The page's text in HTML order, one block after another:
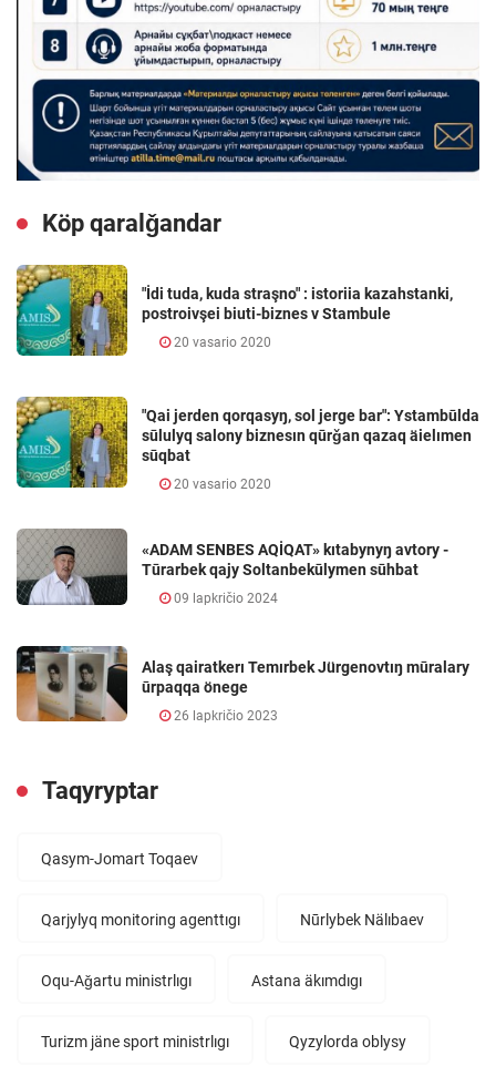
Köp qaralǧandar
"İdi tuda, kuda straşno" : istoriia kazahstanki,
postroivşei biuti-biznes v Stambule
20 vasario 2020
"Qai jerden qorqasyŋ, sol jerge bar": Ystambūlda
sūlulyq salony biznesın qūrǧan qazaq äielımen
sūqbat
20 vasario 2020
«ADAM SENBES AQİQAT» kıtabynyŋ avtory -
Tūrarbek qajy Soltanbekūlymen sūhbat
09 lapkričio 2024
Alaş qairatkerı Temırbek Jürgenovtıŋ mūralary
ūrpaqqa önege
26 lapkričio 2023
Taqyryptar
Qasym-Jomart Toqaev
Qarjylyq monitoring agenttıgı Nūrlybek Nälıbaev
Oqu-Aǧartu ministrlıgı Astana äkımdıgı
Turizm jäne sport ministrlıgı Qyzylorda oblysy